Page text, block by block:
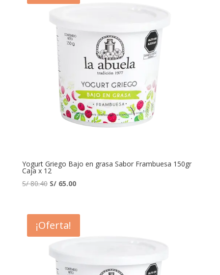
Yogurt Griego Bajo en grasa Sabor Frambuesa 150gr
Caja x 12
S/80.40 El
era:
S/ 80.40.
S/65.00El
es:
¡Oferta!